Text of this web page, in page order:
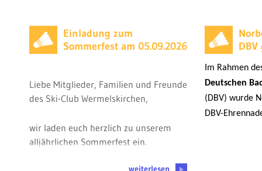
Einladung zum
Sommerfest am 05.09.2026
Liebe Mitglieder, Familien und Freunde
des Ski-Club Wermelskirchen,
wir laden euch herzlich zu unserem
alljährlichen Sommerfest ein.
weiterlesen
Im Rahmen
Deutschen
(DBV) wurde
DBV-